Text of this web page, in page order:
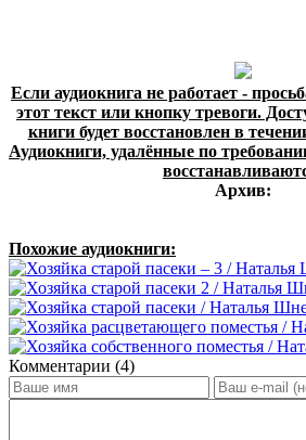
Если аудиокнига не работает -
этот текст или кнопку тревоги.
книги будет восстановлен в
Аудиокниги, удалённые по
Архив:
Похожие аудиокниги:
Комментарии (4)